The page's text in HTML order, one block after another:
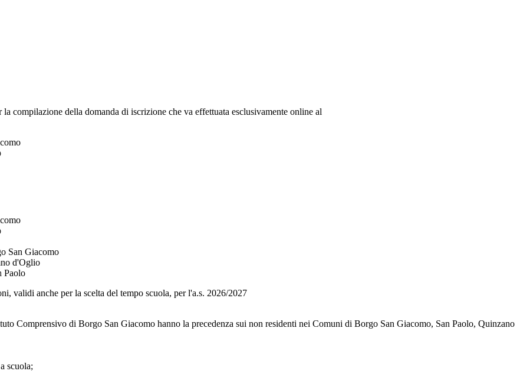
compilazione della domanda di iscrizione che va effettuata esclusivamente online al
San Giacomo
d'Oglio
Paolo
validi anche per la scelta del tempo scuola, per l'a.s. 2026/2027
Comprensivo di Borgo San Giacomo hanno la precedenza sui non residenti nei Comuni di Borgo San Giacomo, San Paolo, Quinzano
scuola;